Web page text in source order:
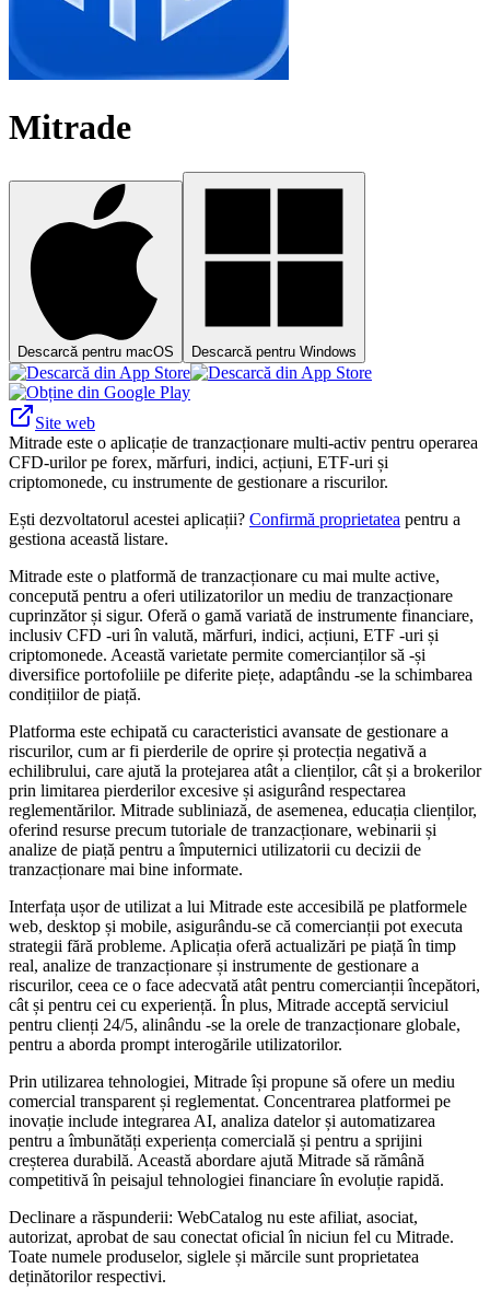
Mitrade
Descarcă pentru macOS Descarcă pentru Windows
Site web
Mitrade este o aplicație de tranzacționare multi-activ pentru operarea
CFD-urilor pe forex, mărfuri, indici, acțiuni, ETF-uri și
criptomonede, cu instrumente de gestionare a riscurilor.
Ești dezvoltatorul acestei aplicații? Confirmă proprietatea pentru a
gestiona această listare.
Mitrade este o platformă de tranzacționare cu mai multe active,
concepută pentru a oferi utilizatorilor un mediu de tranzacționare
cuprinzător și sigur. Oferă o gamă variată de instrumente financiare,
inclusiv CFD -uri în valută, mărfuri, indici, acțiuni, ETF -uri și
criptomonede. Această varietate permite comercianților să -și
diversifice portofoliile pe diferite piețe, adaptându -se la schimbarea
condițiilor de piață.
Platforma este echipată cu caracteristici avansate de gestionare a
riscurilor, cum ar fi pierderile de oprire și protecția negativă a
echilibrului, care ajută la protejarea atât a clienților, cât și a brokerilor
prin limitarea pierderilor excesive și asigurând respectarea
reglementărilor. Mitrade subliniază, de asemenea, educația clienților,
oferind resurse precum tutoriale de tranzacționare, webinarii și
analize de piață pentru a împuternici utilizatorii cu decizii de
tranzacționare mai bine informate.
Interfața ușor de utilizat a lui Mitrade este accesibilă pe platformele
web, desktop și mobile, asigurându-se că comercianții pot executa
strategii fără probleme. Aplicația oferă actualizări pe piață în timp
real, analize de tranzacționare și instrumente de gestionare a
riscurilor, ceea ce o face adecvată atât pentru comercianții începători,
cât și pentru cei cu experiență. În plus, Mitrade acceptă serviciul
pentru clienți 24/5, alinându -se la orele de tranzacționare globale,
pentru a aborda prompt interogările utilizatorilor.
Prin utilizarea tehnologiei, Mitrade își propune să ofere un mediu
comercial transparent și reglementat. Concentrarea platformei pe
inovație include integrarea AI, analiza datelor și automatizarea
pentru a îmbunătăți experiența comercială și pentru a sprijini
creșterea durabilă. Această abordare ajută Mitrade să rămână
competitivă în peisajul tehnologiei financiare în evoluție rapidă.
Declinare a răspunderii: WebCatalog nu este afiliat, asociat,
autorizat, aprobat de sau conectat oficial în niciun fel cu Mitrade.
Toate numele produselor, siglele și mărcile sunt proprietatea
deținătorilor respectivi.